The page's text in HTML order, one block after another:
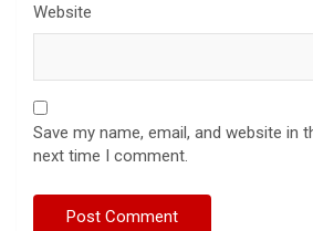
Website
Save my name, email, and website in
next time I comment.